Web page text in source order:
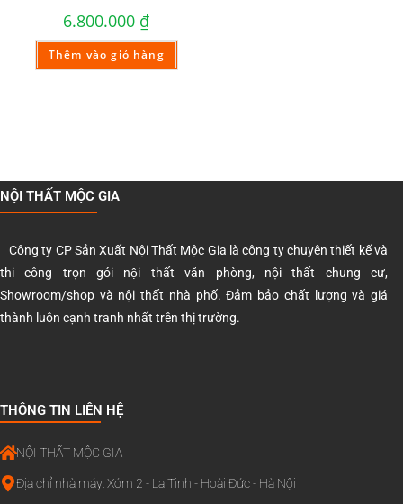
6.800.000 ₫
Thêm vào giỏ hàng
NỘI THẤT MỘC GIA
Công ty CP Sản Xuất Nội Thất Mộc Gia là công ty chuyên thiết kế và
thi công trọn gói nội thất văn phòng, nội thất chung cư,
Showroom/shop và nội thất nhà phố. Đảm bảo chất lượng và giá
thành luôn cạnh tranh nhất trên thị trường.
THÔNG TIN LIÊN HỆ
NỘI THẤT MỘC GIA
Địa chỉ nhà máy: Xóm 2 - La Tinh - Hoài Đức - Hà Nội